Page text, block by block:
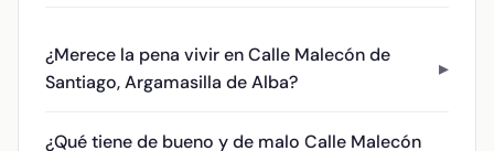
¿Merece la pena vivir en Calle Malecón de
Santiago, Argamasilla de Alba?
¿Qué tiene de bueno y de malo Calle Malecón